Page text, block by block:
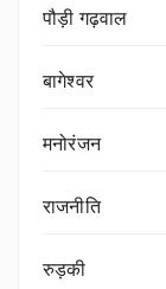
पौड़ी गढ़वाल
बागेश्वर
मनोरंजन
राजनीति
रुड़की